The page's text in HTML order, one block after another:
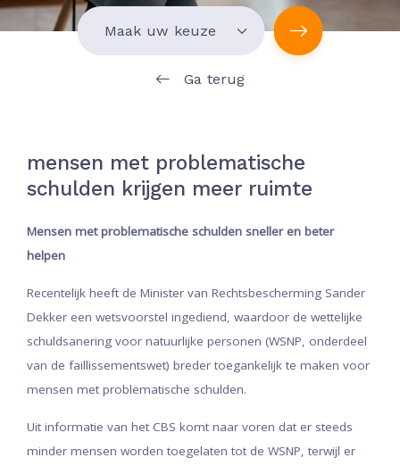
Ga terug
mensen met problematische
schulden krijgen meer ruimte
Mensen met problematische schulden sneller en beter
helpen
Recentelijk heeft de Minister van Rechtsbescherming Sander
Dekker een wetsvoorstel ingediend, waardoor de wettelijke
schuldsanering voor natuurlijke personen (WSNP, onderdeel
van de faillissementswet) breder toegankelijk te maken voor
mensen met problematische schulden.
Uit informatie van het CBS komt naar voren dat er steeds
minder mensen worden toegelaten tot de WSNP, terwijl er